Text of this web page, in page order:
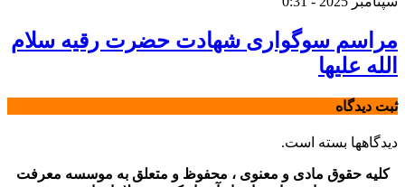
مراسم سوگواری شهادت حضرت رقیه سلام
الله علیها
ثبت دیدگاه
دیدگاهها بسته است.
کلیه حقوق مادی و معنوی ، محفوظ و متعلق به موسسه معرفت